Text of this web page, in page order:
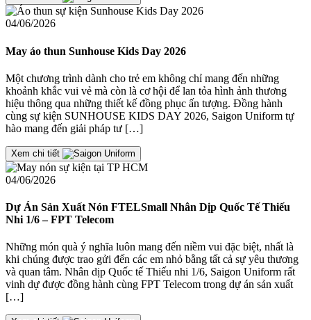
04/06/2026
May áo thun Sunhouse Kids Day 2026
Một chương trình dành cho trẻ em không chỉ mang đến những
khoảnh khắc vui vẻ mà còn là cơ hội để lan tỏa hình ảnh thương
hiệu thông qua những thiết kế đồng phục ấn tượng. Đồng hành
cùng sự kiện SUNHOUSE KIDS DAY 2026, Saigon Uniform tự
hào mang đến giải pháp tư […]
Xem chi tiết
04/06/2026
Dự Án Sản Xuất Nón FTELSmall Nhân Dịp Quốc Tế Thiếu
Nhi 1/6 – FPT Telecom
Những món quà ý nghĩa luôn mang đến niềm vui đặc biệt, nhất là
khi chúng được trao gửi đến các em nhỏ bằng tất cả sự yêu thương
và quan tâm. Nhân dịp Quốc tế Thiếu nhi 1/6, Saigon Uniform rất
vinh dự được đồng hành cùng FPT Telecom trong dự án sản xuất
[…]